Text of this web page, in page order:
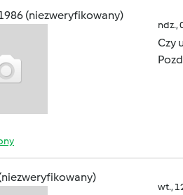
(niezweryfikowany)
ndz.,
Czy
wt.,